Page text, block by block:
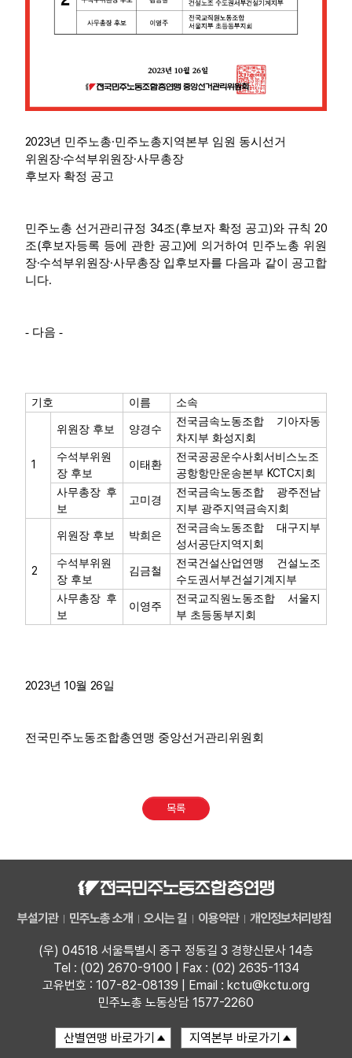
2023년 민주노총·민주노총지역본부 임원 동시선거
위원장·수석부위원장·사무총장
후보자 확정 공고
민주노총 선거관리규정 34조(후보자 확정 공고)와 규칙20
조(후보자등록 등에 관한 공고)에 의거하여 민주노총 위원
장·수석부위원장·사무총장 입후보자를 다음과 같이 공고합
니다.
- 다음 -
기호 이름 소속
1
위원장 후보 양경수
전국금속노동조합 기아자동
차지부 화성지회
수석부위원
장 후보
이태환
전국공공운수사회서비스노조
공항항만운송본부 KCTC지회
사무총장 후
보
고미경
전국금속노동조합 광주전남
지부 광주지역금속지회
2
위원장 후보 박희은
전국금속노동조합 대구지부
성서공단지역지회
수석부위원
장 후보
김금철
전국건설산업연맹 건설노조
수도권서부건설기계지부
사무총장 후
보
이영주
전국교직원노동조합 서울지
부 초등동부지회
2023년10월26일
전국민주노동조합총연맹 중앙선거관리위원회
목록
부설기관 민주노총 소개 오시는 길 이용약관 개인정보처리방침
(우) 04518 서울특별시 중구 정동길 3 경향신문사 14층
Tel : (02) 2670-9100 | Fax : (02) 2635-1134
고유번호 : 107-82-08139 | Email : kctu@kctu.org
민주노총 노동상담 1577-2260